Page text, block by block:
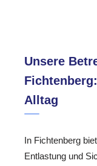
Unsere
Alltag
In Fichtenberg
Entlastung und